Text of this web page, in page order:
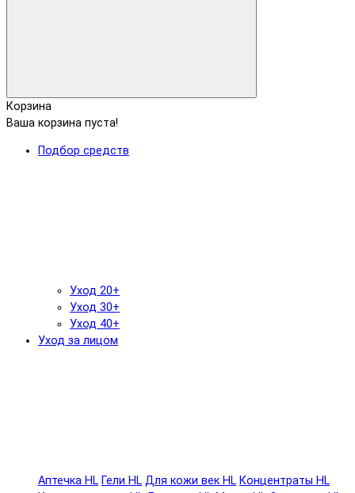
Корзина
Ваша корзина пуста!
Подбор средств
Уход 20+
Уход 30+
Уход 40+
Уход за лицом
Аптечка HL Гели HL Для кожи век HL Концентраты HL